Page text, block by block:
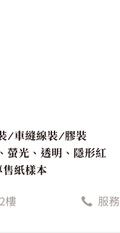
⁄ 車縫線裝 ⁄ 膠裝
螢光、透明、隱形紅
售紙樣本
樓 服